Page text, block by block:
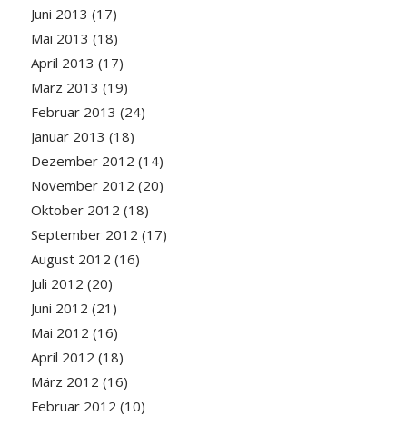
Juni 2013 (17)
Mai 2013 (18)
April 2013 (17)
März 2013 (19)
Februar 2013 (24)
Januar 2013 (18)
Dezember 2012 (14)
November 2012 (20)
Oktober 2012 (18)
September 2012 (17)
August 2012 (16)
Juli 2012 (20)
Juni 2012 (21)
Mai 2012 (16)
April 2012 (18)
März 2012 (16)
Februar 2012 (10)